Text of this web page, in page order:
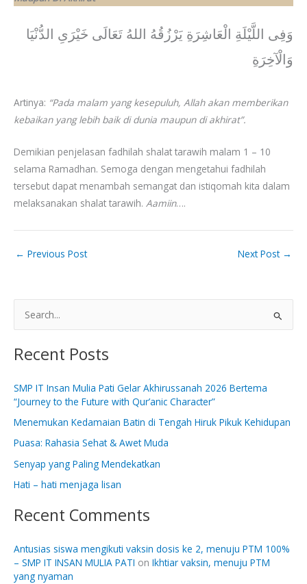
وَفِى اللَّيْلَةِ الْعَاشِرَةِ يَرْزُقُهُ اللهُ تَعَالَى خَيْرَىِ الدُّنْيَا
وَالْآخِرَةِ
Artinya: “Pada malam yang kesepuluh, Allah akan memberikan
kebaikan yang lebih baik di dunia maupun di akhirat”.
Demikian penjelasan fadhilah shalat tarawih malam 1 – 10
selama Ramadhan. Semoga dengan mengetahui fadhilah
tersebut dapat menambah semangat dan istiqomah kita dalam
melaksanakan shalat tarawih. Aamiin….
← Previous Post Next Post →
a
c
h
f
o
r
:
Recent Posts
SMP IT Insan Mulia Pati Gelar Akhirussanah 2026 Bertema
“Journey to the Future with Qur’anic Character”
Menemukan Kedamaian Batin di Tengah Hiruk Pikuk Kehidupan
Puasa: Rahasia Sehat & Awet Muda
Senyap yang Paling Mendekatkan
Hati – hati menjaga lisan
Recent Comments
Antusias siswa mengikuti vaksin dosis ke 2, menuju PTM 100%
– SMP IT INSAN MULIA PATI on Ikhtiar vaksin, menuju PTM
yang nyaman